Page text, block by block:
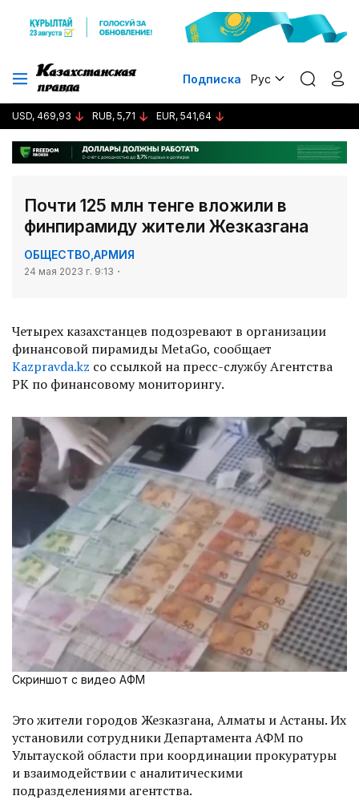
Подписка Рус
USD, 469,93 RUB, 5,71 EUR, 541,64
Почти 125 млн тенге вложили в
финпирамиду жители Жезказгана
ОБЩЕСТВО АРМИЯ
24 мая 2023 г. 9:13
Четырех казахстанцев подозревают в организации
финансовой пирамиды MetaGo, сообщает
Kazpravda.kz со ссылкой на пресс-службу Агентства
РК по финансовому мониторингу.
Скриншот с видео АФМ
Это жители городов Жезказгана, Алматы и Астаны. Их
установили сотрудники Департамента АФМ по
Улытауской области при координации прокуратуры
и взаимодействии с аналитическими
подразделениями агентства.